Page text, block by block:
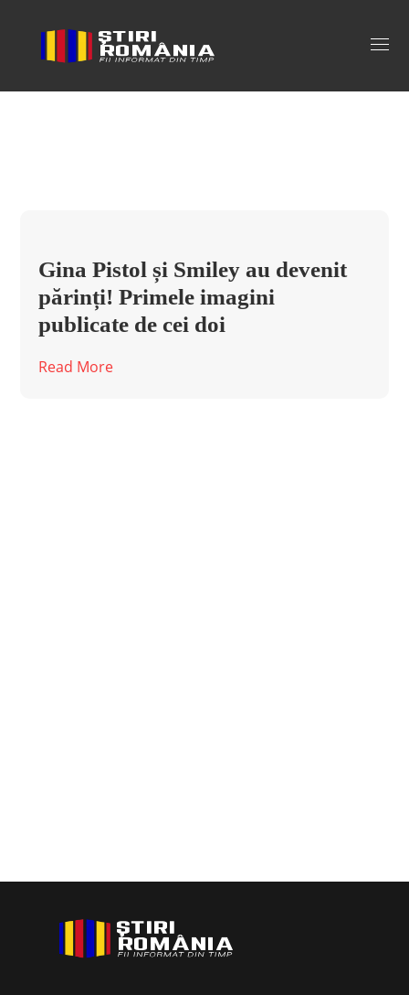
fetita gina pistol Tag
Gina Pistol și Smiley au devenit
părinți! Primele imagini
publicate de cei doi
Read More